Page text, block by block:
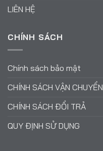
LIÊN HỆ
CHÍNH SÁCH
Chính sách bảo mật
CHÍNH SÁCH VẬN CHUYỂN
CHÍNH SÁCH ĐỔI TRẢ
QUY ĐỊNH SỬ DỤNG